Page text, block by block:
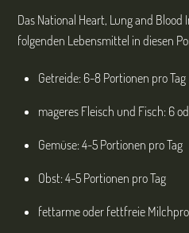
Das National Heart, Lung and
folgenden Lebensmittel in diesen
Getreide: 6-8 Portionen pro Tag
mageres Fleisch und Fisch: 6
Gemüse: 4-5 Portionen pro Tag
Obst: 4-5 Portionen pro Tag
fettarme oder fettfreie